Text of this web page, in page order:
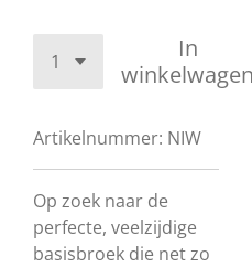
In
Artikelnummer: NIW
Op zoek naar de
perfecte, veelzijdige
basisbroek die net zo